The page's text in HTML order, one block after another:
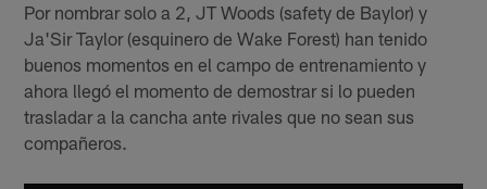
Por nombrar solo a 2, JT Woods (safety de Baylor) y
Ja'Sir Taylor (esquinero de Wake Forest) han tenido
buenos momentos en el campo de entrenamiento y
ahora llegó el momento de demostrar si lo pueden
trasladar a la cancha ante rivales que no sean sus
compañeros.